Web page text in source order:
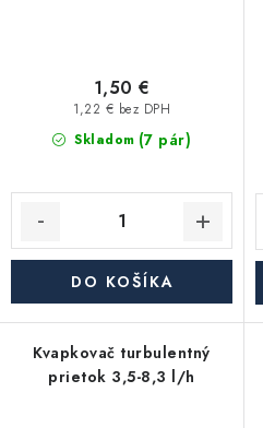
Skladom (7 pár)
1,22 € bez DPH
1,50 €
DO KOŠÍKA
Kvapkovač turbulentný
prietok 3,5-8,3 l/h